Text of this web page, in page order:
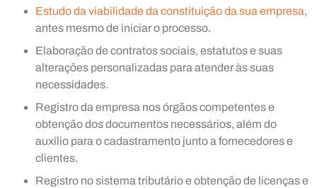
Estudo da viabilidade da constituição da sua empresa,
antes mesmo de iniciar o processo.
Elaboração de contratos sociais, estatutos e suas
alterações personalizadas para atender às suas
necessidades.
Registro da empresa nos órgãos competentes e
obtenção dos documentos necessários, além do
auxílio para o cadastramento junto a fornecedores e
clientes.
Registro no sistema tributário e obtenção de licenças e